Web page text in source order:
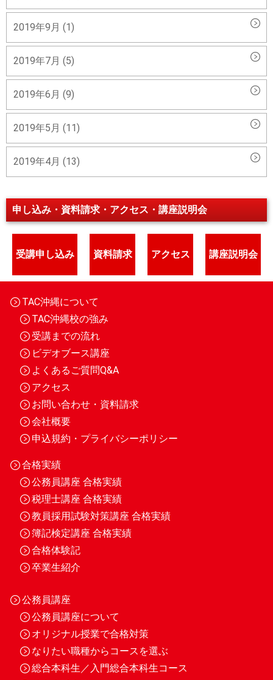
2019年9月 (1)
2019年7月 (5)
2019年6月 (9)
2019年5月 (11)
2019年4月 (13)
申し込み・資料請求・アクセス・講座説明会
受講申し込み 資料請求 アクセス 講座説明会
TAC沖縄について
TAC沖縄校の強み
受講までの流れ
ビデオブース講座
よくあるご質問Q&A
アクセス
お問い合わせ・資料請求
会社概要
申込規約・プライバシーポリシー
合格実績
公務員講座 合格実績
税理士講座 合格実績
教員採用試験対策講座 合格実績
簿記検定講座 合格実績
合格体験記
卒業生紹介
公務員講座
公務員講座について
オリジナル授業で合格対策
なりたい職種からコースを選ぶ
総合本科生／入門総合本科生コース